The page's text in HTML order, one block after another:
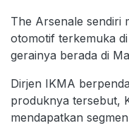
The Arsenale sendiri
otomotif terkemuka
gerainya berada di
Dirjen IKMA
produknya tersebut,
mendapatkan